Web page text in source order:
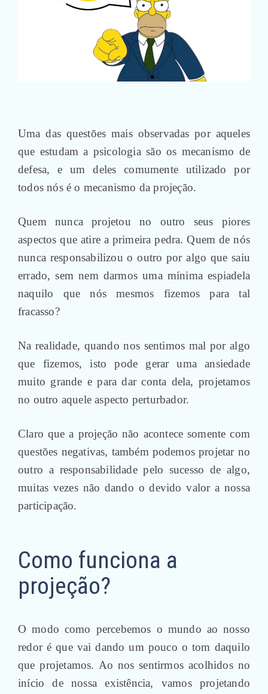
Uma das questões mais observadas por aqueles
que estudam a psicologia são os mecanismo de
defesa, e um deles comumente utilizado por
todos nós é o mecanismo da projeção.
Quem nunca projetou no outro seus piores
aspectos que atire a primeira pedra. Quem de nós
nunca responsabilizou o outro por algo que saiu
errado, sem nem darmos uma mínima espiadela
naquilo que nós mesmos fizemos para tal
fracasso?
Na realidade, quando nos sentimos mal por algo
que fizemos, isto pode gerar uma ansiedade
muito grande e para dar conta dela, projetamos
no outro aquele aspecto perturbador.
Claro que a projeção não acontece somente com
questões negativas, também podemos projetar no
outro a responsabilidade pelo sucesso de algo,
muitas vezes não dando o devido valor a nossa
participação.
Como funciona a
projeção?
O modo como percebemos o mundo ao nosso
redor é que vai dando um pouco o tom daquilo
que projetamos. Ao nos sentirmos acolhidos no
início de nossa existência, vamos projetando